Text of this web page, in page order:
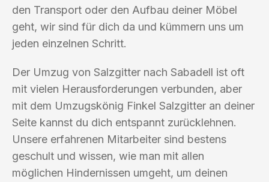
den Transport oder den Aufbau deiner Möbel
geht, wir sind für dich da und kümmern uns um
jeden einzelnen Schritt.
Der Umzug von Salzgitter nach Sabadell ist oft
mit vielen Herausforderungen verbunden, aber
mit dem Umzugskönig Finkel Salzgitter an deiner
Seite kannst du dich entspannt zurücklehnen.
Unsere erfahrenen Mitarbeiter sind bestens
geschult und wissen, wie man mit allen
möglichen Hindernissen umgeht, um deinen